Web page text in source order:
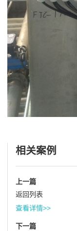
相关案例
上一篇
返回列表
查看详情>>
下一篇